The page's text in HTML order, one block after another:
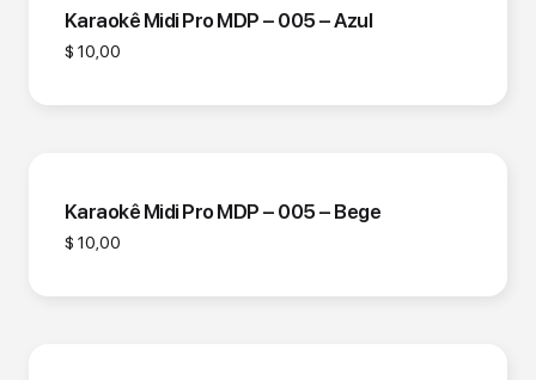
Karaokê Midi Pro MDP – 005 – Azul
$ 10,00
Karaokê Midi Pro MDP – 005 – Bege
$ 10,00